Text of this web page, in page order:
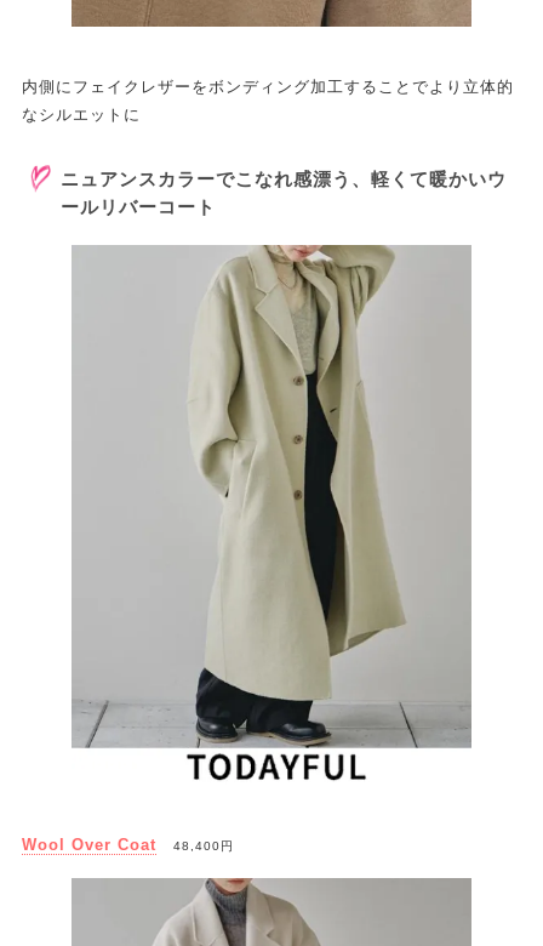
内側にフェイクレザーをボンディング加工することでより立体的
なシルエットに
ニュアンスカラーでこなれ感漂う、軽くて暖かいウ
ールリバーコート
Wool Over Coat 48,400円